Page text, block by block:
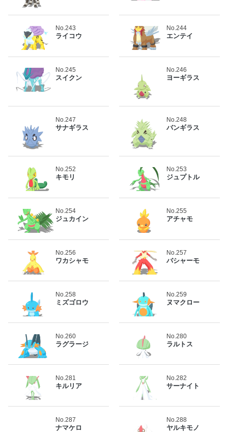
No.243
ライコウ
No.244
エンテイ
No.245
スイクン
No.246
ヨーギラス
No.247
サナギラス
No.248
バンギラス
No.252
キモリ
No.253
ジュプトル
No.254
ジュカイン
No.255
アチャモ
No.256
ワカシャモ
No.257
バシャーモ
No.258
ミズゴロウ
No.259
ヌマクロー
No.260
ラグラージ
No.280
ラルトス
No.281
キルリア
No.282
サーナイト
No.287
ナマケロ
No.288
ヤルキモノ